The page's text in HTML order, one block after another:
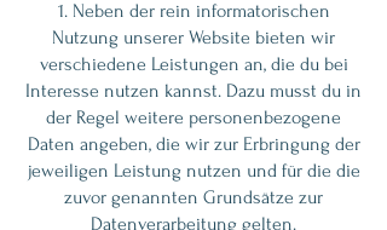
1. Neben der rein informatorischen
Nutzung unserer Website bieten wir
verschiedene Leistungen an, die du bei
Interesse nutzen kannst. Dazu musst du in
der Regel weitere personenbezogene
Daten angeben, die wir zur Erbringung der
jeweiligen Leistung nutzen und für die die
zuvor genannten Grundsätze zur
Datenverarbeitung gelten.